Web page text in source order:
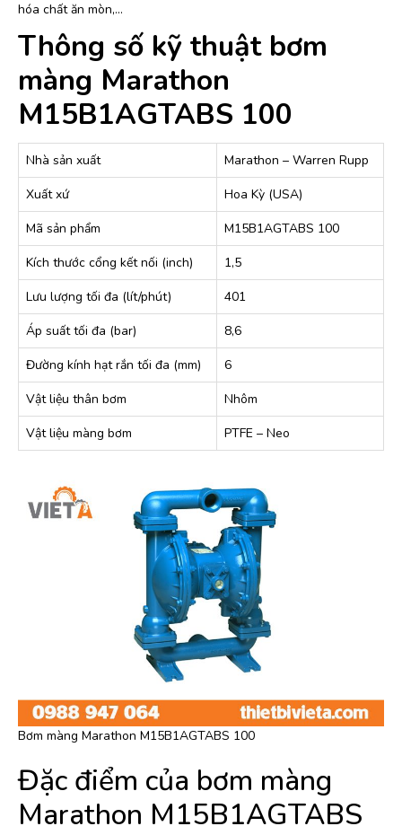
hóa chất ăn mòn,…
Thông số kỹ thuật bơm
màng Marathon
M15B1AGTABS 100
Nhà sản xuất
Marathon – Warren Rupp
Xuất xứ
Hoa Kỳ (USA)
Mã sản phẩm
M15B1AGTABS 100
Kích thước cổng kết nối (inch)
1,5
Lưu lượng tối đa (lít/phút)
401
Áp suất tối đa (bar)
8,6
Đường kính hạt rắn tối đa (mm)
6
Vật liệu thân bơm
Nhôm
Vật liệu màng bơm
PTFE – Neo
Bơm màng Marathon M15B1AGTABS 100
Đặc điểm của bơm màng
Marathon M15B1AGTABS